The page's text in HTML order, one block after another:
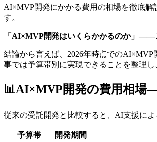
AI×MVP開発にかかる費用の相場を徹底解
す。
「AI×MVP開発はいくらかかるのか」——
結論から言えば、2026年時点でのAI×MVP
事では予算帯別に実現できることを整理
📊AI×MVP開発の費用相場
従来の受託開発と比較すると、AI支援に
予算帯 開発期間